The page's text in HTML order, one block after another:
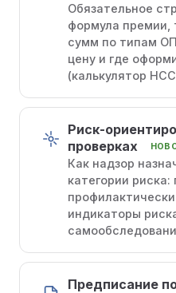
Обязательное
формула премии,
сумм по типам
цену и где
(калькулятор
Риск-
проверках
Как надзор
категории риска:
индикаторы
Предписание